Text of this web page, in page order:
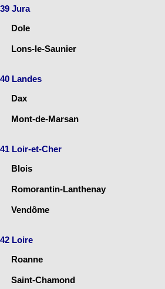
39 Jura
Dole
Lons-le-Saunier
40 Landes
Dax
Mont-de-Marsan
41 Loir-et-Cher
Blois
Romorantin-Lanthenay
Vendôme
42 Loire
Roanne
Saint-Chamond